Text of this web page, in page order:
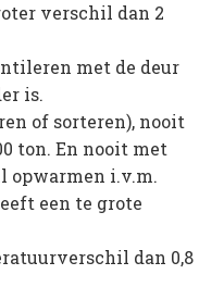
verschil dan 2
met de deur
is.
of sorteren), nooit
ton. En nooit met
opwarmen i.v.m.
een te grote
dan 0,8